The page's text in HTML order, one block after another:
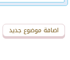
اضافة رد جديد
اضافة موضوع جديد